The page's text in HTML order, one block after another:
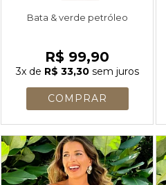
Bata & verde petróleo
R$ 99,90
3xde R$ 33,30sem juros